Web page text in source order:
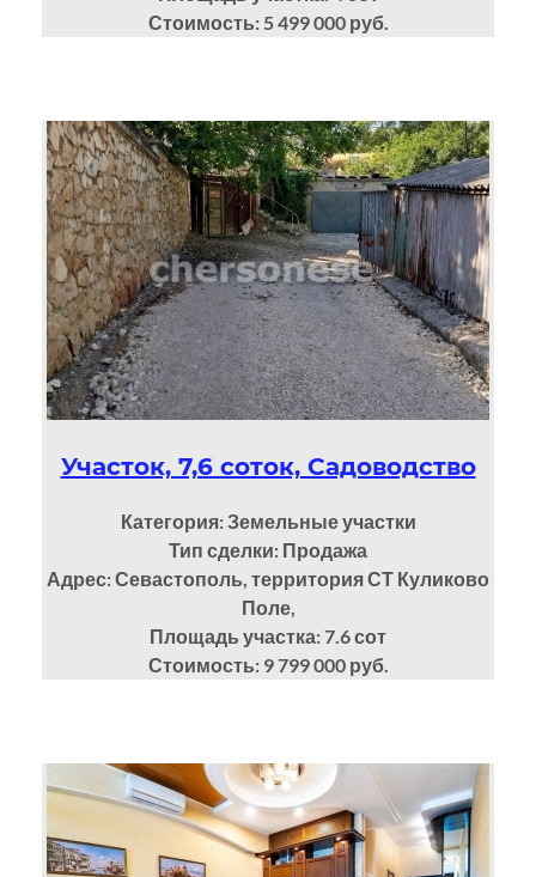
Стоимость: 5 499 000 руб.
Участок, 7,6 соток, Садоводство
Категория: Земельные участки
Тип сделки: Продажа
Адрес: Севастополь, территория СТ Куликово
Поле,
Площадь участка: 7.6сот
Стоимость: 9 799 000 руб.